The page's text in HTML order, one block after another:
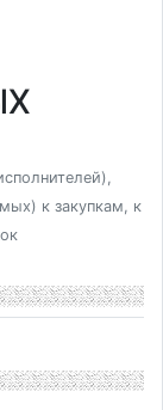
к закупкам, к